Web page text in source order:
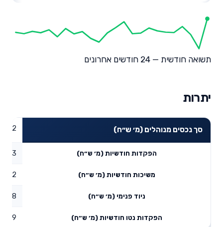
תשואה חודשית — 24 חודשים אחרונים
יתרות
סך נכסים מנוהלים (מ׳ ש״ח)
הפקדות חודשיות (מ׳ ש״ח)
משיכות חודשיות (מ׳ ש״ח)
ניוד פנימי (מ׳ ש״ח)
הפקדות נטו חודשיות (מ׳ ש״ח)